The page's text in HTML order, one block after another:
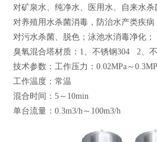
对矿泉水、纯净水、医用水、自来水杀
对养殖用水杀菌消毒，防治水产类疾病
对污水杀菌、脱色；泳池水消毒净化；
臭氧混合塔材质：1、不锈钢304 2、
技术参数：工作压力：0.02MPa～
工作温度：常温
混合时间：5～10min
单台流量：0.3m3/h～100m3/h